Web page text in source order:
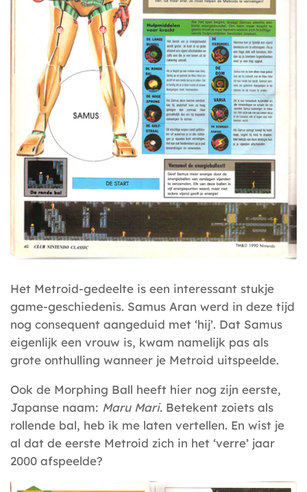
Het Metroid-gedeelte is een interessant stukje
game-geschiedenis. Samus Aran werd in deze tijd
nog consequent aangeduid met ‘hij’. Dat Samus
eigenlijk een vrouw is, kwam namelijk pas als
grote onthulling wanneer je Metroid uitspeelde.
Ook de Morphing Ball heeft hier nog zijn eerste,
Japanse naam: Maru Mari. Betekent zoiets als
rollende bal, heb ik me laten vertellen. En wist je
al dat de eerste Metroid zich in het ‘verre’ jaar
2000 afspeelde?